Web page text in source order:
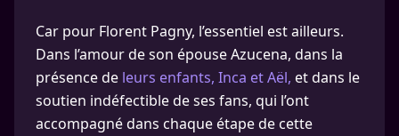
Car pour Florent Pagny, l’essentiel est ailleurs.
Dans l’amour de son épouse Azucena, dans la
présence de leurs enfants, Inca et Aël, et dans le
soutien indéfectible de ses fans, qui l’ont
accompagné dans chaque étape de cette